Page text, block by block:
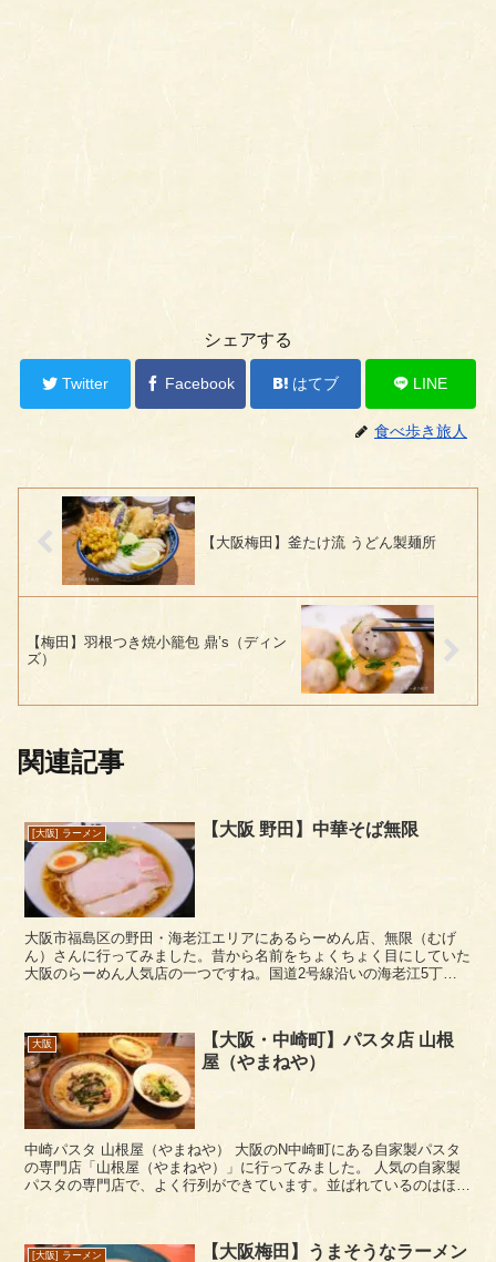
シェアする
Twitter Facebook はてブ LINE
食べ歩き旅人
【大阪梅田】釜たけ流 うどん製麺所
【梅田】羽根つき焼小籠包 鼎’s（ディン
ズ）
関連記事
[大阪] ラーメン 【大阪 野田】中華そば無限
大阪市福島区の野田・海老江エリアにあるらーめん店、無限（むげ
ん）さんに行ってみました。昔から名前をちょくちょく目にしていた
大阪のらーめん人気店の一つですね。国道2号線沿いの海老江5丁目
大阪
【大阪・中崎町】パスタ店 山根
屋（やまねや）
中崎パスタ 山根屋（やまねや） 大阪のN中崎町にある自家製パスタ
の専門店「山根屋（やまねや）」に行ってみました。 人気の自家製
パスタの専門店で、よく行列ができています。並ばれているのはほぼ
[大阪] ラーメン
【大阪梅田】うまそうなラーメン